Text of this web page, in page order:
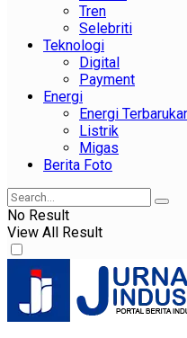
Tren
Selebriti
Teknologi
Digital
Payment
Energi
Energi
Listrik
Migas
Berita Foto
No Result
View All Result